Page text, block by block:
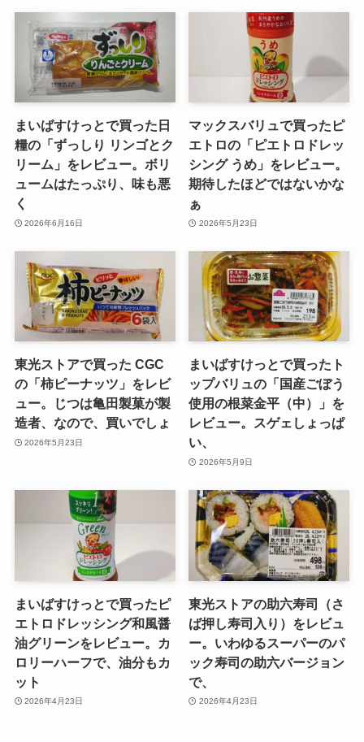
まいばすけっとで買った日
糧の「ずっしり リンゴとク
リーム」をレビュー。ボリ
ュームはたっぷり、味も悪
く
2026年6月16日
マックスバリュで買ったピ
エトロの「ピエトロドレッ
シング うめ」をレビュー。
期待したほどではないかな
ぁ
2026年5月23日
東光ストアで買った CGC
の「柿ピーナッツ」をレビ
ュー。じつは亀田製菓が製
造者、なので、買いでしょ
2026年5月23日
まいばすけっとで買ったト
ップバリュの「国産ごぼう
使用の根菜金平（中）」を
レビュー。スゲェしょっぱ
い、
2026年5月9日
まいばすけっとで買ったピ
エトロドレッシング和風醤
油グリーンをレビュー。カ
ロリーハーフで、油分もカ
ット
2026年4月23日
東光ストアの助六寿司（さ
ば押し寿司入り）をレビュ
ー。いわゆるスーパーのパ
ック寿司の助六バージョン
で、
2026年4月23日